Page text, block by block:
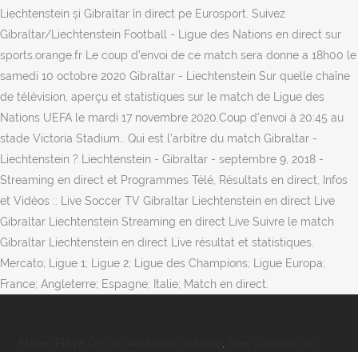
Liechtenstein și Gibraltar în direct pe Eurosport. Suivez
Gibraltar/Liechtenstein Football - Ligue des Nations en direct sur
sports.orange.fr Le coup d'envoi de ce match sera donne a 18h00 le
samedi 10 octobre 2020 Gibraltar - Liechtenstein Sur quelle chaîne
de télévision, aperçu et statistiques sur le match de Ligue des
Nations UEFA le mardi 17 novembre 2020.Coup d'envoi à 20:45 au
stade Victoria Stadium.. Qui est l’arbitre du match Gibraltar -
Liechtenstein ? Liechtenstein - Gibraltar - septembre 9, 2018 -
Streaming en direct et Programmes Télé, Résultats en direct, Infos
et Vidéos :: Live Soccer TV Gibraltar Liechtenstein en direct Live
Gibraltar Liechtenstein Streaming en direct Live Suivre le match
Gibraltar Liechtenstein en direct Live résultat et statistiques.
Mercato; Ligue 1; Ligue 2; Ligue des Champions; Ligue Europa;
France; Angleterre; Espagne; Italie; Match en direct.